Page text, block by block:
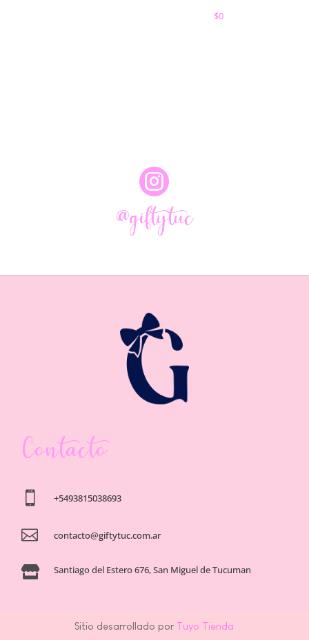
$0

@giftytuc
Contacto
 +5493815038693
 contacto@giftytuc.com.ar
 Santiago del Estero 676, San Miguel de Tucuman
Sitio desarrollado por Tuyo Tienda